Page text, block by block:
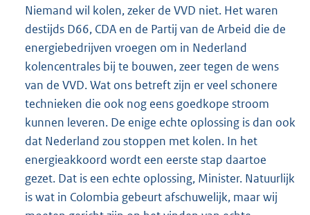
Niemand wil kolen, zeker de VVD niet. Het waren
destijds D66, CDA en de Partij van de Arbeid die de
energiebedrijven vroegen om in Nederland
kolencentrales bij te bouwen, zeer tegen de wens
van de VVD. Wat ons betreft zijn er veel schonere
technieken die ook nog eens goedkope stroom
kunnen leveren. De enige echte oplossing is dan ook
dat Nederland zou stoppen met kolen. In het
energieakkoord wordt een eerste stap daartoe
gezet. Dat is een echte oplossing, Minister. Natuurlijk
is wat in Colombia gebeurt afschuwelijk, maar wij